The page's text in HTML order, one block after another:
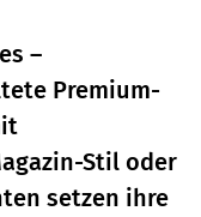
–
Premium-
Stil oder
setzen ihre